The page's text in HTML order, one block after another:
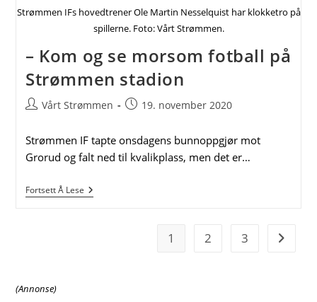
Mot
Ull/Kisa
Strømmen IFs hovedtrener Ole Martin Nesselquist har klokketro på
spillerne. Foto: Vårt Strømmen.
– Kom og se morsom fotball på
Strømmen stadion
PostVårt Strømmen
Post19. november 2020
Strømmen IF tapte onsdagens bunnoppgjør mot
Grorud og falt ned til kvalikplass, men det er…
Fortsett Å Lese–
Kom
1 2 3 Go to
(Annonse)